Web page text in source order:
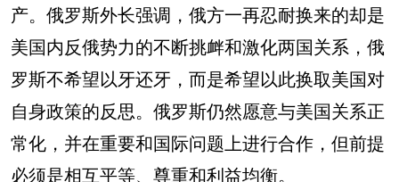
产。俄罗斯外长强调，俄方一再忍耐换来的却是
美国内反俄势力的不断挑衅和激化两国关系，俄
罗斯不希望以牙还牙，而是希望以此换取美国对
自身政策的反思。俄罗斯仍然愿意与美国关系正
常化，并在重要和国际问题上进行合作，但前提
必须是相互平等、尊重和利益均衡。